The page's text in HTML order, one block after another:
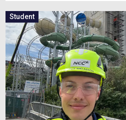
Student